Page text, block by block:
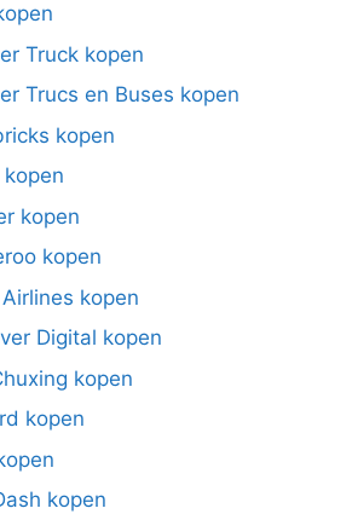
Truck kopen
Trucs en Buses kopen
kopen
kopen
kopen
kopen
Digital kopen
kopen
kopen
kopen